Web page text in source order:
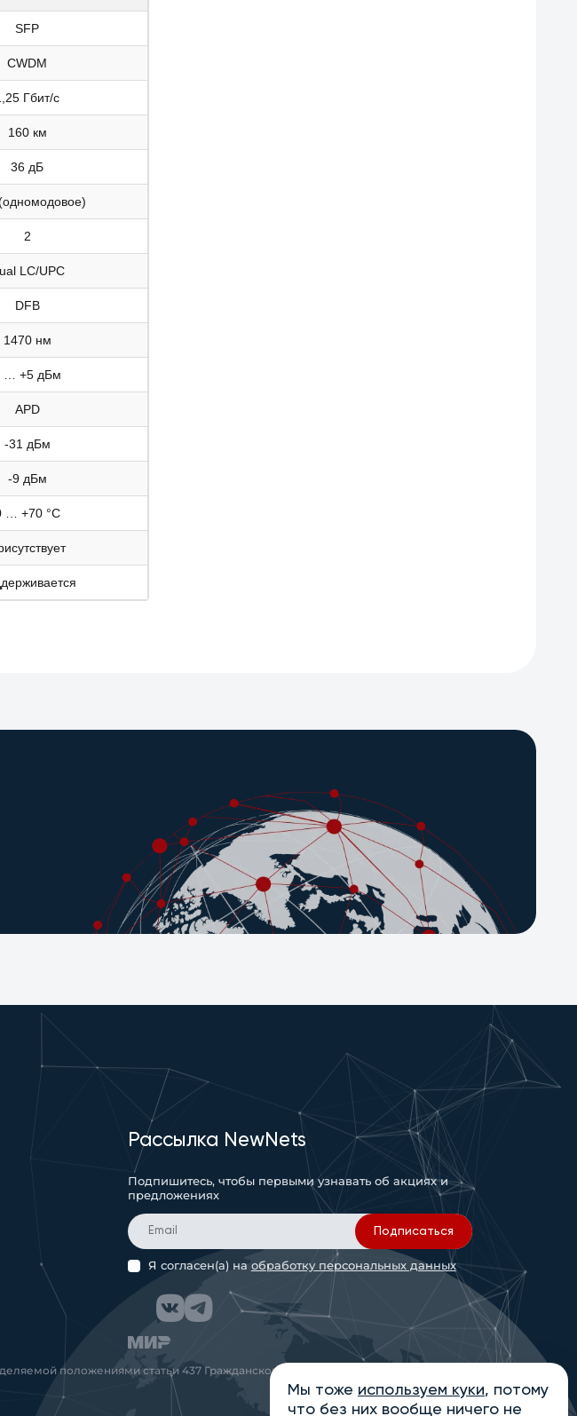
SFP
CWDM
Гбит/с
160 км
36 дБ
2
LC/UPC
DFB
1470 нм
… +5 дБм
APD
-31 дБм
-9 дБм
… +70 °C
Рассылка NewNets
Подпишитесь, чтобы первыми узнавать об акциях и
предложениях
Подписаться
Я согласен(а) на обработку персональных данных
положениями статьи 437 Гражданского кодекса РФ
Мы тоже используем куки, потому
что без них вообще ничего не